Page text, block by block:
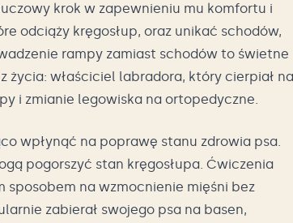
krok w zapewnieniu mu komfortu i
odciąży kręgosłup, oraz unikać schodów,
rampy zamiast schodów to świetne
życia: właściciel labradora, który cierpiał na
i zmianie legowiska na ortopedyczne.
wpłynąć na poprawę stanu zdrowia psa.
pogorszyć stan kręgosłupa. Ćwiczenia
sposobem na wzmocnienie mięśni bez
zabierał swojego psa na basen,